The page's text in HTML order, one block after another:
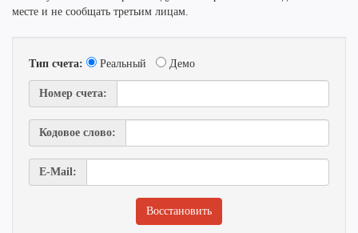
месте и не сообщать третьим лицам.
Тип счета: Реальный Демо
Номер счета:
Кодовое слово:
E-Mail: